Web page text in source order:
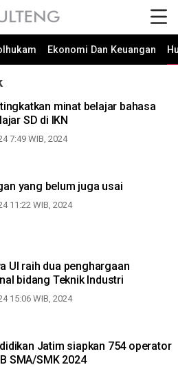
Ekonomi Dan Keuangan
tingkatkan minat belajar bahasa
SD di IKN
7:49 WIB, 2024
yang belum juga usai
11:22 WIB, 2024
UI raih dua penghargaan
bidang Teknik Industri
15:06 WIB, 2024
Jatim siapkan 754 operator
SMA/SMK 2024